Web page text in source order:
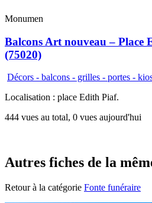
Monumen
Balcons Art nouveau – Place
(75020)
Décors - balcons - grilles - portes -
Localisation : place Edith Piaf.
444 vues au total, 0 vues aujourd'hui
Autres fiches de la
Retour à la catégorie Fonte funéraire